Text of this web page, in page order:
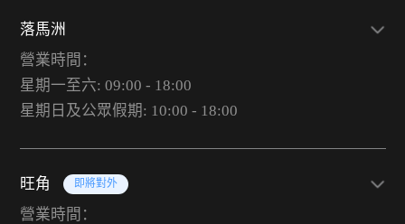
落馬洲
營業時間：
星期一至六: 09:00 - 18:00
星期日及公眾假期: 10:00 - 18:00
旺角 即將對外
營業時間：